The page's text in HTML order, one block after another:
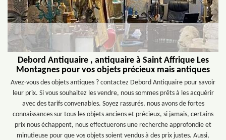
Debord Antiquaire , antiquaire à Saint Affrique Les
Montagnes pour vos objets précieux mais antiques
Avez-vous des objets antiques ? contactez Debord Antiquaire pour savoir
leur prix. Si vous souhaitez les vendre, nous sommes prêts à les acquérir
avec des tarifs convenables. Soyez rassurés, nous avons de fortes
connaissances sur tous les objets anciens et précieux, si jamais, certains
prix nous échappent, nous effectuerons une recherche approfondie et
minutieuse pour que vos objets soient vendus à des prix justes. Aussi,